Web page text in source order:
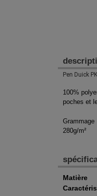
Pen Duick
100%
poches et
Grammage
280g/m²
Matière